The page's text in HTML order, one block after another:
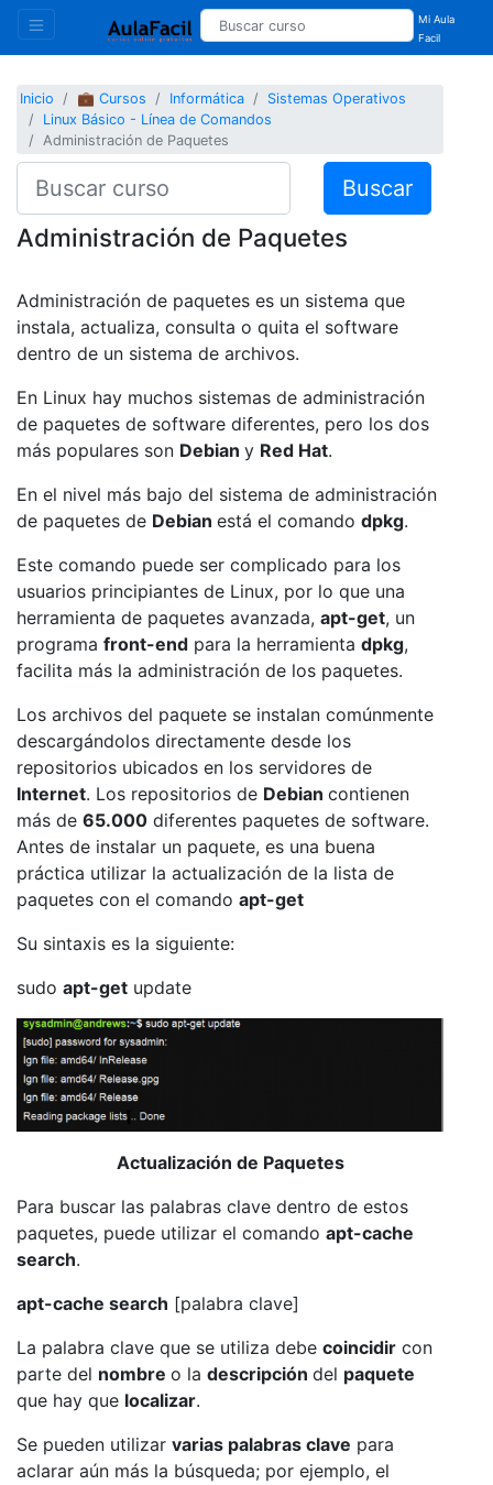
Mi Aula
Facil
Inicio 💼 Cursos Informática
Sistemas Operativos
Linux Básico - Línea de Comandos
Administración de Paquetes
Buscar
Administración de Paquetes
Administración de paquetes es un sistema que
instala, actualiza, consulta o quita el software
dentro de un sistema de archivos.
En Linux hay muchos sistemas de administración
de paquetes de software diferentes, pero los dos
más populares son Debian y Red Hat.
En el nivel más bajo del sistema de administración
de paquetes de Debian está el comando dpkg.
Este comando puede ser complicado para los
usuarios principiantes de Linux, por lo que una
herramienta de paquetes avanzada, apt-get, un
programa front-end para la herramienta dpkg,
facilita más la administración de los paquetes.
Los archivos del paquete se instalan comúnmente
descargándolos directamente desde los
repositorios ubicados en los servidores de
Internet. Los repositorios de Debian contienen
más de 65.000 diferentes paquetes de software.
Antes de instalar un paquete, es una buena
práctica utilizar la actualización de la lista de
paquetes con el comando apt-get
Su sintaxis es la siguiente:
sudo apt-get update
Actualización de Paquetes
Para buscar las palabras clave dentro de estos
paquetes, puede utilizar el comando apt-cache
search.
apt-cache search [palabra clave]
La palabra clave que se utiliza debe coincidir con
parte del nombre o la descripción del paquete
que hay que localizar.
Se pueden utilizar varias palabras clave para
aclarar aún más la búsqueda; por ejemplo, el